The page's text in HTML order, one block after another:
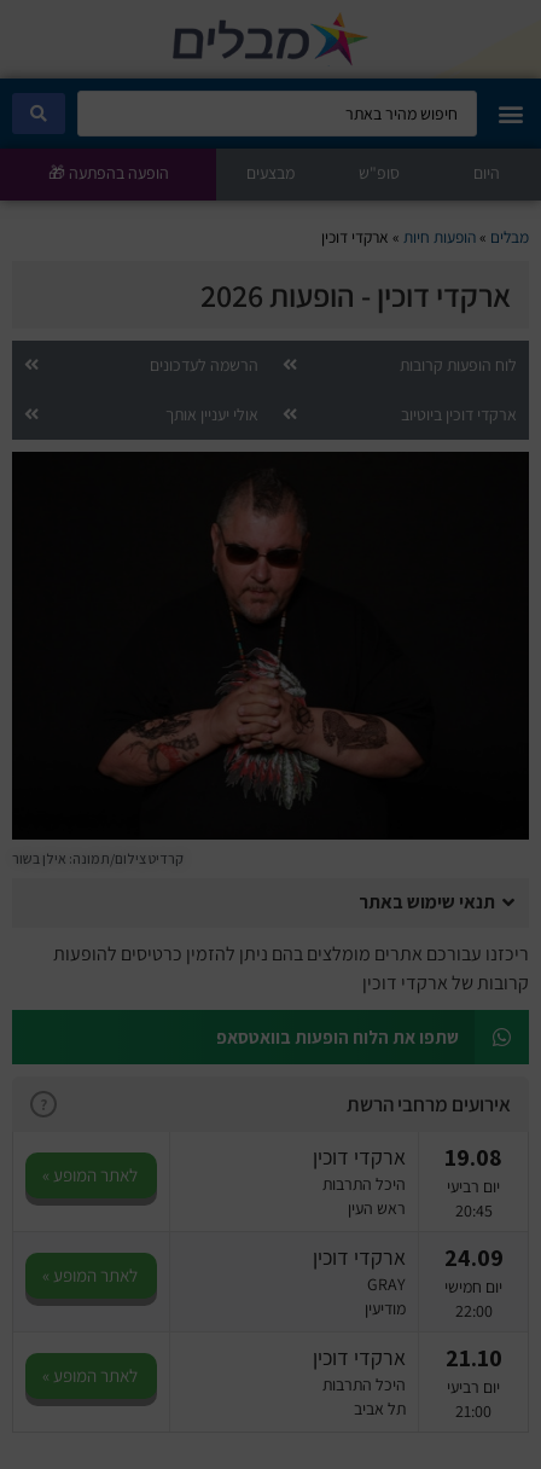
מבלים קלאב
הופעות היום
סטנדאפ
הצגות ילדים
הופעות חיות
היום סופ"ש מבצעים הופעה בהפתעה 🎁
מבלים »הופעות חיות » ארקדי דוכין
ארקדי דוכין - הופעות 2026
לוח הופעות קרובות הרשמה לעדכונים
ארקדי דוכין ביוטיוב אולי יעניין אותך
קרדיט צילום/תמונה: אילן בשור
תנאי שימוש באתר
ריכזנו עבורכם אתרים מומלצים בהם ניתן להזמין כרטיסים להופעות
קרובות של ארקדי דוכין
שתפו את הלוח הופעות בוואטסאפ
אירועים מרחבי הרשת ?
19.08
יום רביעי
20:45
ארקדי דוכין
היכל התרבות
ראש העין
לאתר המופע »
24.09
יום חמישי
22:00
ארקדי דוכין
GRAY
מודיעין
לאתר המופע »
21.10
יום רביעי
21:00
ארקדי דוכין
היכל התרבות
תל אביב
לאתר המופע »